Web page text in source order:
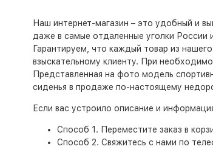
Наш интернет-магазин – это удобный и
даже в самые отдаленные уголки России
Гарантируем, что каждый товар из
взыскательному клиенту. При
Представленная на фото модель
сиденья в продаже по-настоящему
Если вас устроило описание и
Способ 1. Переместите заказ в
Способ 2. Свяжитесь с нами по